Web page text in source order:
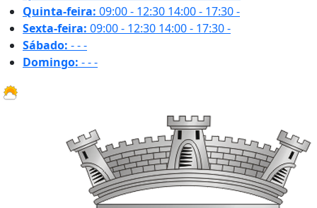
Quinta-feira: 09:00 - 12:30 14:00 - 17:30-
Sexta-feira: 09:00 - 12:30 14:00 - 17:30-
Sábado: ---
Domingo: ---